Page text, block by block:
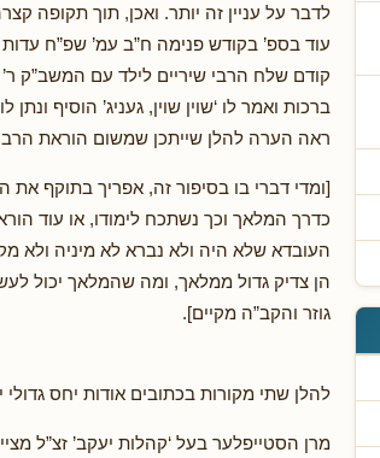
לדבר על עניין זה יותר. ואכן, תוך תקופה
עוד בספ’ בקודש פנימה ח”ב עמ’ שפ”ח
קודם שלח הרבי שיריים לילד עם המשב”ק
ברכות ואמר לו ‘שוין שוין, געניג’ הוסיף
ראה הערה להלן שייתכן שמשום הוראת
[ומדי דברי בו בסיפור זה, אפריך בתוקף את
כדרך המלאך וכך נשתכח לימודו, או עוד
העובדא שלא היה ולא נברא לא מיניה ולא
הן צדיק גדול ממלאך, ומה שהמלאך יכול
גוזר והקב”ה מקיים].
להלן שתי מקורות בכתובים אודות יחס
מרן הסטייפלער בעל ‘קהלות יעקב’ זצ”ל